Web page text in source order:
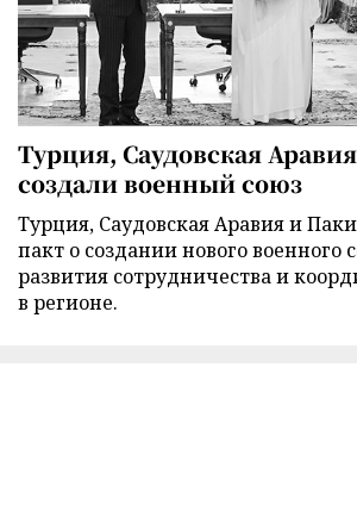
Турция, Саудовская
создали военный союз
Турция, Саудовская Аравия и
пакт о создании нового военного
развития сотрудничества и
в регионе.